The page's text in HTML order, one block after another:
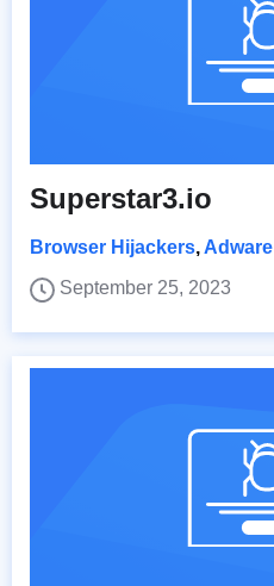
Superstar3.io
Browser Hijackers, Adware
September 25, 2023